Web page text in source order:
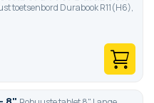
toetsenbord Durabook R11(H6),